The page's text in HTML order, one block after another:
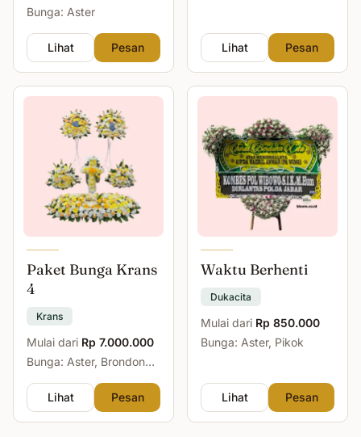
Bunga: Aster
Lihat Pesan Lihat Pesan
Paket Bunga Krans
4
Krans
Mulai dari Rp 7.000.000
Bunga: Aster, Brondong,
Lihat
Pesan
Waktu Berhenti
Dukacita
Mulai dari Rp 850.000
Bunga: Aster, Pikok
Lihat Pesan